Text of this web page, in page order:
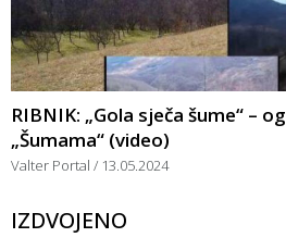
RIBNIK: „Gola sječa šume“ –
„Šumama“ (video)
Valter Portal 13.05.2024
IZDVOJENO